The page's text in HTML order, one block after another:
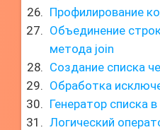
Профилирование
Объединение
метода join
Создание списка
Обработка
Генератор списка
Логический